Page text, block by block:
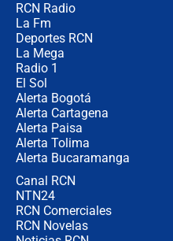
RCN Radio
La Fm
Deportes RCN
La Mega
Radio 1
El Sol
Alerta Bogotá
Alerta Cartagena
Alerta Paisa
Alerta Tolima
Alerta Bucaramanga
Canal RCN
NTN24
RCN Comerciales
RCN Novelas